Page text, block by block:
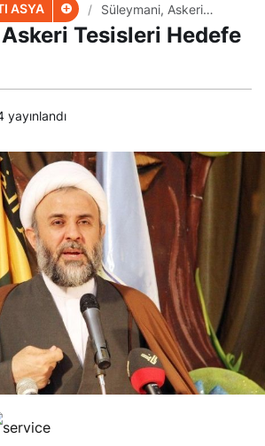
ASYA
Süleymani, Askeri
Tesisleri Hedefe
Koymuştu
Tesisleri Hedefe
yayınlandı